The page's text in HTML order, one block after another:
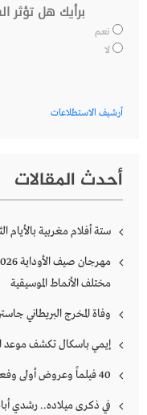
برأيك هل تؤثر
نعم
لا
أرشيف الاستطلاعات
أحدث المقالات
ستة أفلام مغربية بالأيام
مختلف الأنماط الموسيقية
وفاة المخرج البريطاني
إيمي باسكال تكشف موعد
40 فيلماً وعروض أولى وفعاليات مهنية في مهرجان نافذة على أوروبا
في ذكرى ميلاده.. رشدي